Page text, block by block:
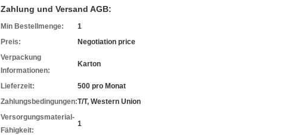
Zahlung und Versand AGB:
Min Bestellmenge:
1
Preis:
Negotiation price
Verpackung
Informationen:
Karton
Lieferzeit:
500 pro Monat
Zahlungsbedingungen:T/T, Western Union
Versorgungsmaterial-
Fähigkeit:
1